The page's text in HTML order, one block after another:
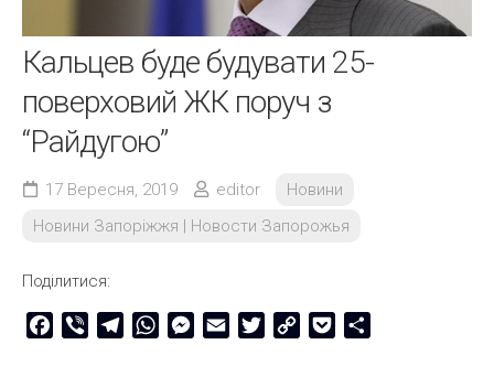
Кальцев буде будувати 25-
поверховий ЖК поруч з
“Райдугою”
17 Вересня, 2019 editor
Новини
Новини Запоріжжя | Новости Запорожья
Поділитися:
Facebook
Viber TelegramWhatsAppMessenger
Email TwitterCopy
Pocket